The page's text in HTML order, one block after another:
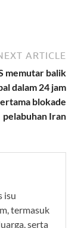
ARTICLE
memutar balik
dalam 24 jam
blokade
pelabuhan Iran
isu
termasuk
serta